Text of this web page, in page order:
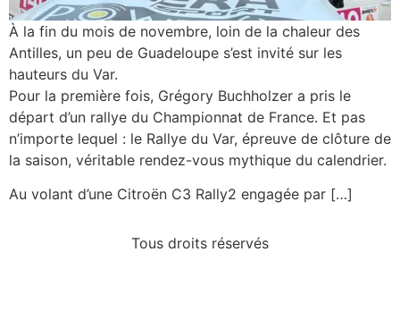
À la fin du mois de novembre, loin de la chaleur des
Antilles, un peu de Guadeloupe s’est invité sur les
hauteurs du Var.
Pour la première fois, Grégory Buchholzer a pris le
départ d’un rallye du Championnat de France. Et pas
n’importe lequel : le Rallye du Var, épreuve de clôture de
la saison, véritable rendez-vous mythique du calendrier.
Au volant d’une Citroën C3 Rally2 engagée par […]
Tous droits réservés